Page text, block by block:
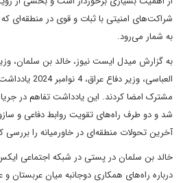
شراکت‌های امنیتی با ثبات و قوی در منطقه‌ای که
به شمار می‌رود.
به گزارش میدل ایست نیوز، خالد بن سلمان،
العباسی، وزیر
مشترک امضا کردند. این یادداشت تفاهم در
شد و دو طرف راه‌های تقویت روابط دفاعی و
آخرین تحولات منطقه‌ای در خاورمیانه را بررسی
خالد بن سلمان در پستی در شبکه اجتماعی
درباره راه‌های همکاری دوجانبه میان عربستان